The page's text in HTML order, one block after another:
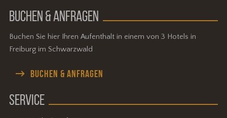
BUCHEN & ANFRAGEN
Buchen Sie hier Ihren Aufenthalt in einem von 3 Hotels in
Freiburg im Schwarzwald
BUCHEN & ANFRAGEN
SERVICE